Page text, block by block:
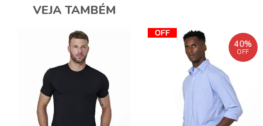
VEJA TAMBÉM
40%
OFF